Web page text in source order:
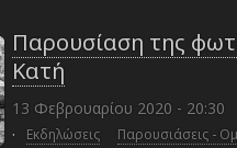
Παρουσίαση της
Κατή
13 Φεβρουαρίου 2020 - 20:30
· Εκδηλώσεις Παρουσιάσεις -